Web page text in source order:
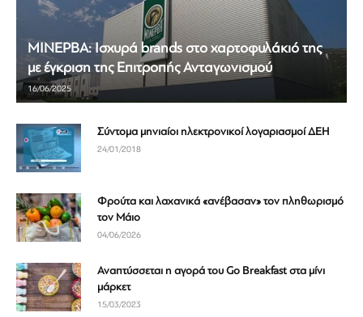
ΜΙΝΕΡΒΑ: Ισχυρά brands στο χαρτοφυλάκιό της
με έγκριση της Επιτροπής Ανταγωνισμού
16/06/2025
Σύντομα μηνιαίοι ηλεκτρονικοί λογαριασμοί ΔΕΗ
24/01/2018
Φρούτα και λαχανικά «ανέβασαν» τον πληθωρισμό
τον Μάιο
04/06/2026
Αναπτύσσεται η αγορά του Go Breakfast στα μίνι
μάρκετ
15/03/2023